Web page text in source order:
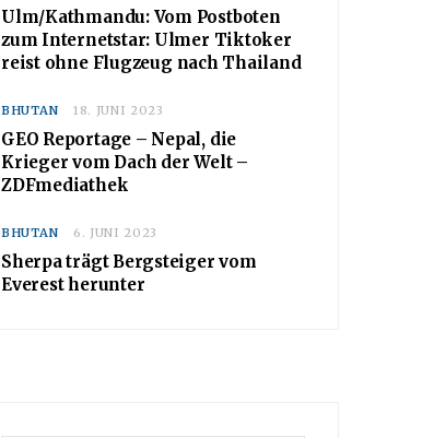
Ulm/Kathmandu: Vom Postboten
zum Internetstar: Ulmer Tiktoker
reist ohne Flugzeug nach Thailand
BHUTAN 18. JUNI 2023
GEO Reportage – Nepal, die
Krieger vom Dach der Welt –
ZDFmediathek
BHUTAN 6. JUNI 2023
Sherpa trägt Bergsteiger vom
Everest herunter